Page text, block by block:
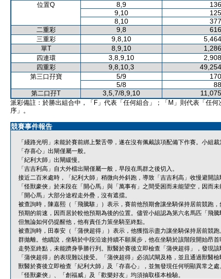
位置Q 8,9
9,10
8,10
二重彩 9,8
三重彩 9,8,10
單T 8,9,10
四連環 3,8,9,10
四重彩 9,8,10,3
第三口孖寶 5/9
5/8
第二口孖T 3,5,7/8,9,10
派彩備註：於勝出組合中，「F」代表「任何組合」；「M」則代表「任何
序」。
競賽事件報告
「綫路光明」未能於賽前綁上繫舌帶，遂在沒有佩戴該項配備下作賽。小組
「存喜心」出閘僅屬一般。
「紀利大師」出閘緩慢。
「吉吉利高」自大外檔出閘僅屬一般，早段在馬群之後切入。
接近二百米處時，「紀利大師」稍微向外斜跑，導致「吉吉利高」收慢避開
「怪獸豪俠」於末段在「開心馬」與「萬事有」之間受困而未能望空，因而
「開心馬」大部分途程走外疊，沒有遮擋。
被查詢時，陳嘉熙（「飛騰騅」）表示，賽前他預期會讓坐騎保持居前競跑
預期的前速，因而居於較他預期為後的位置。儘管小組認為第六名馬匹「飛
但無論如何仍提醒他，他有責任力策坐騎至終點。
被查詢時，田泰安（「蒲俠超得」）表示，他獲指示盡力讓坐騎保持居前競
群拋離。他續說，坐騎於中段沿途持續不願展步，他在坐騎於該階段開始昂
走勢至終點，未能躋身爭勝行列。獸醫於賽後立即檢查「蒲俠超得」，發現
「蒲俠超得」的表現難以接受。「蒲俠超得」必須試閘及格，並且通過獸醫
獸醫於賽後立即檢查「紀利大師」及「存喜心」，並無發現任何明顯異常之處
「怪獸豪俠」、「創福威」及「歡樂好友」均須抽取樣本檢驗。